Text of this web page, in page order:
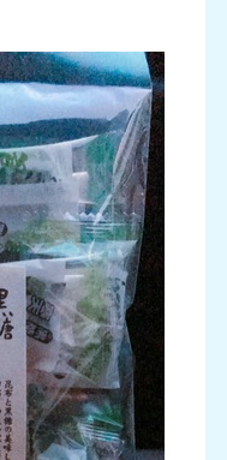
Staff Blog